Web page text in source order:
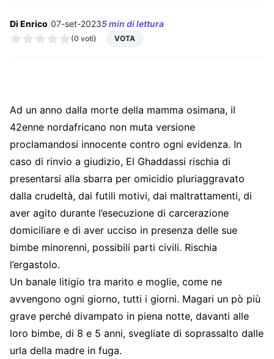
Di Enrico 07-set-20235 min di lettura
(0 voti) VOTA
Ad un anno dalla morte della mamma osimana, il
42enne nordafricano non muta versione
proclamandosi innocente contro ogni evidenza. In
caso di rinvio a giudizio, El Ghaddassi rischia di
presentarsi alla sbarra per omicidio pluriaggravato
dalla crudeltà, dai futili motivi, dai maltrattamenti, di
aver agito durante l’esecuzione di carcerazione
domiciliare e di aver ucciso in presenza delle sue
bimbe minorenni, possibili parti civili. Rischia
l’ergastolo.
Un banale litigio tra marito e moglie, come ne
avvengono ogni giorno, tutti i giorni. Magari un pò più
grave perché divampato in piena notte, davanti alle
loro bimbe, di 8 e 5 anni, svegliate di soprassalto dalle
urla della madre in fuga.